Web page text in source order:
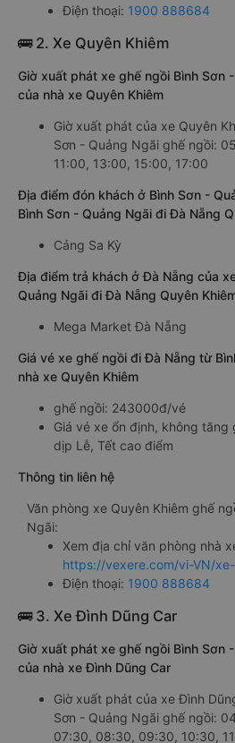
Điện thoại: 1900 888684
🚌 2. Xe Quyên Khiêm
Giờ xuất phát xe ghế ngồi Bình Sơn
của nhà xe Quyên Khiêm
Giờ xuất phát của xe Quyên
Sơn - Quảng Ngãi ghế ngồi:
11:00, 13:00, 15:00, 17:00
Địa điểm đón khách ở Bình Sơn -
Bình Sơn - Quảng Ngãi đi Đà Nẵng
Cảng Sa Kỳ
Địa điểm trả khách ở Đà Nẵng của
Quảng Ngãi đi Đà Nẵng Quyên
Mega Market Đà Nẵng
Giá vé xe ghế ngồi đi Đà Nẵng từ
nhà xe Quyên Khiêm
ghế ngồi: 243000đ/vé
Giá vé xe ổn định, không
dịp Lễ, Tết cao điểm
Thông tin liên hệ
Văn phòng xe Quyên Khiêm ghế
Ngãi:
Xem địa chỉ văn phòng nhà
https://vexere.com/vi-VN/
Điện thoại: 1900 888684
🚌 3. Xe Đình Dũng Car
Giờ xuất phát xe ghế ngồi Bình Sơn
của nhà xe Đình Dũng Car
Giờ xuất phát của xe Đình
Sơn - Quảng Ngãi ghế ngồi:
07:30, 08:30, 09:30, 10:30,